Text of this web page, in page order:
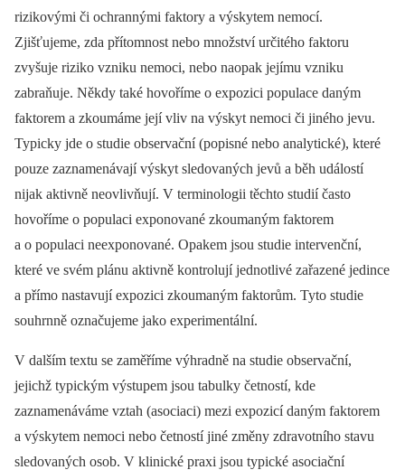
rizikovými či ochrannými faktory a výskytem nemocí.
Zjišťujeme, zda přítomnost nebo množství určitého faktoru
zvyšuje riziko vzniku nemoci, nebo naopak jejímu vzniku
zabraňuje. Někdy také hovoříme o expozici populace daným
faktorem a zkoumáme její vliv na výskyt nemoci či jiného jevu.
Typicky jde o studie observační (popisné nebo analytické), které
pouze zaznamenávají výskyt sledovaných jevů a běh událostí
nijak aktivně neovlivňují. V terminologii těchto studií často
hovoříme o populaci exponované zkoumaným faktorem
a o populaci neexponované. Opakem jsou studie intervenční,
které ve svém plánu aktivně kon­trolují jednotlivé zařazené jedince
a přímo nastavují expozici zkoumaným faktorům. Tyto studie
souhrnně označujeme jako experimentální.
V dalším textu se zaměříme výhradně na studie observační,
jejichž typickým výstupem jsou tabulky četností, kde
zaznamenáváme vztah (asociaci) mezi expozicí daným faktorem
a výskytem nemoci nebo četností jiné změny zdravotního stavu
sledovaných osob. V klinické praxi jsou typické asociační